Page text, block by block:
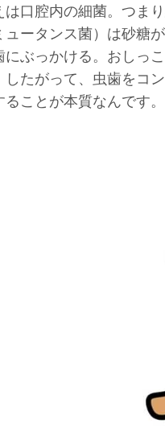
は口腔内の細菌。つま
ュータンス菌）は砂糖
にぶっかける。おしっ
したがって、虫歯をコ
ことが本質なんです。